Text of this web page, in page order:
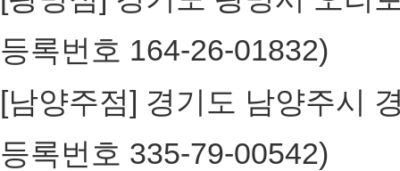
등록번호 164-26-01832)
[남양주점] 경기도 남양주시
등록번호 335-79-00542)